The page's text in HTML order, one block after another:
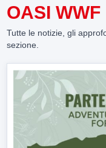
OASI WWF
Tutte le notizie, gli
sezione.